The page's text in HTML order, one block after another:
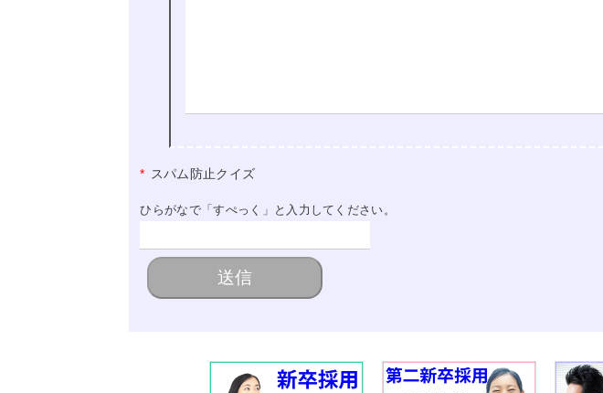
* スパム防止クイズ
ひらがなで「すぺっく」と入力してください。